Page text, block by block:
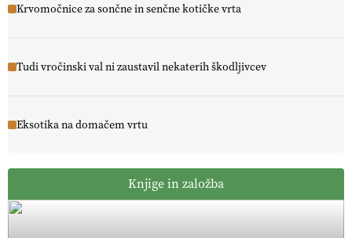
Krvomočnice za sončne in senčne kotičke vrta
Tudi vročinski val ni zaustavil nekaterih škodljivcev
Eksotika na domačem vrtu
Knjige in založba